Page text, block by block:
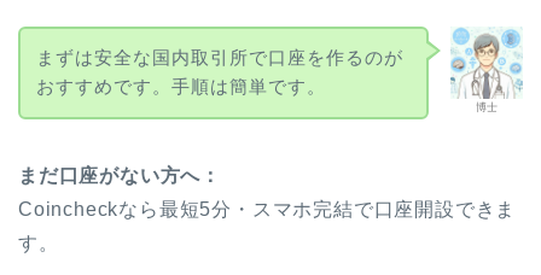
博士
まずは安全な国内取引所で口座を作るのが
おすすめです。手順は簡単です。
まだ口座がない方へ：
Coincheckなら最短5分・スマホ完結で口座開設できま
す。